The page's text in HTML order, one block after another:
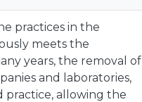
practices in the
meets the
years, the removal of
and laboratories,
allowing the